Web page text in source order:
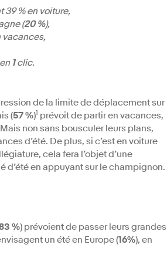
% en voiture,
(20 %),
vacances,
1clic.
de la limite de déplacement sur
(57 %)1 prévoit de partir en vacances,
non sans bousculer leurs plans,
d’été. De plus, si c’est en voiture
cela fera l’objet d’une
d’été en appuyant sur le champignon.
%) prévoient de passer leurs grandes
un été en Europe (16%), en